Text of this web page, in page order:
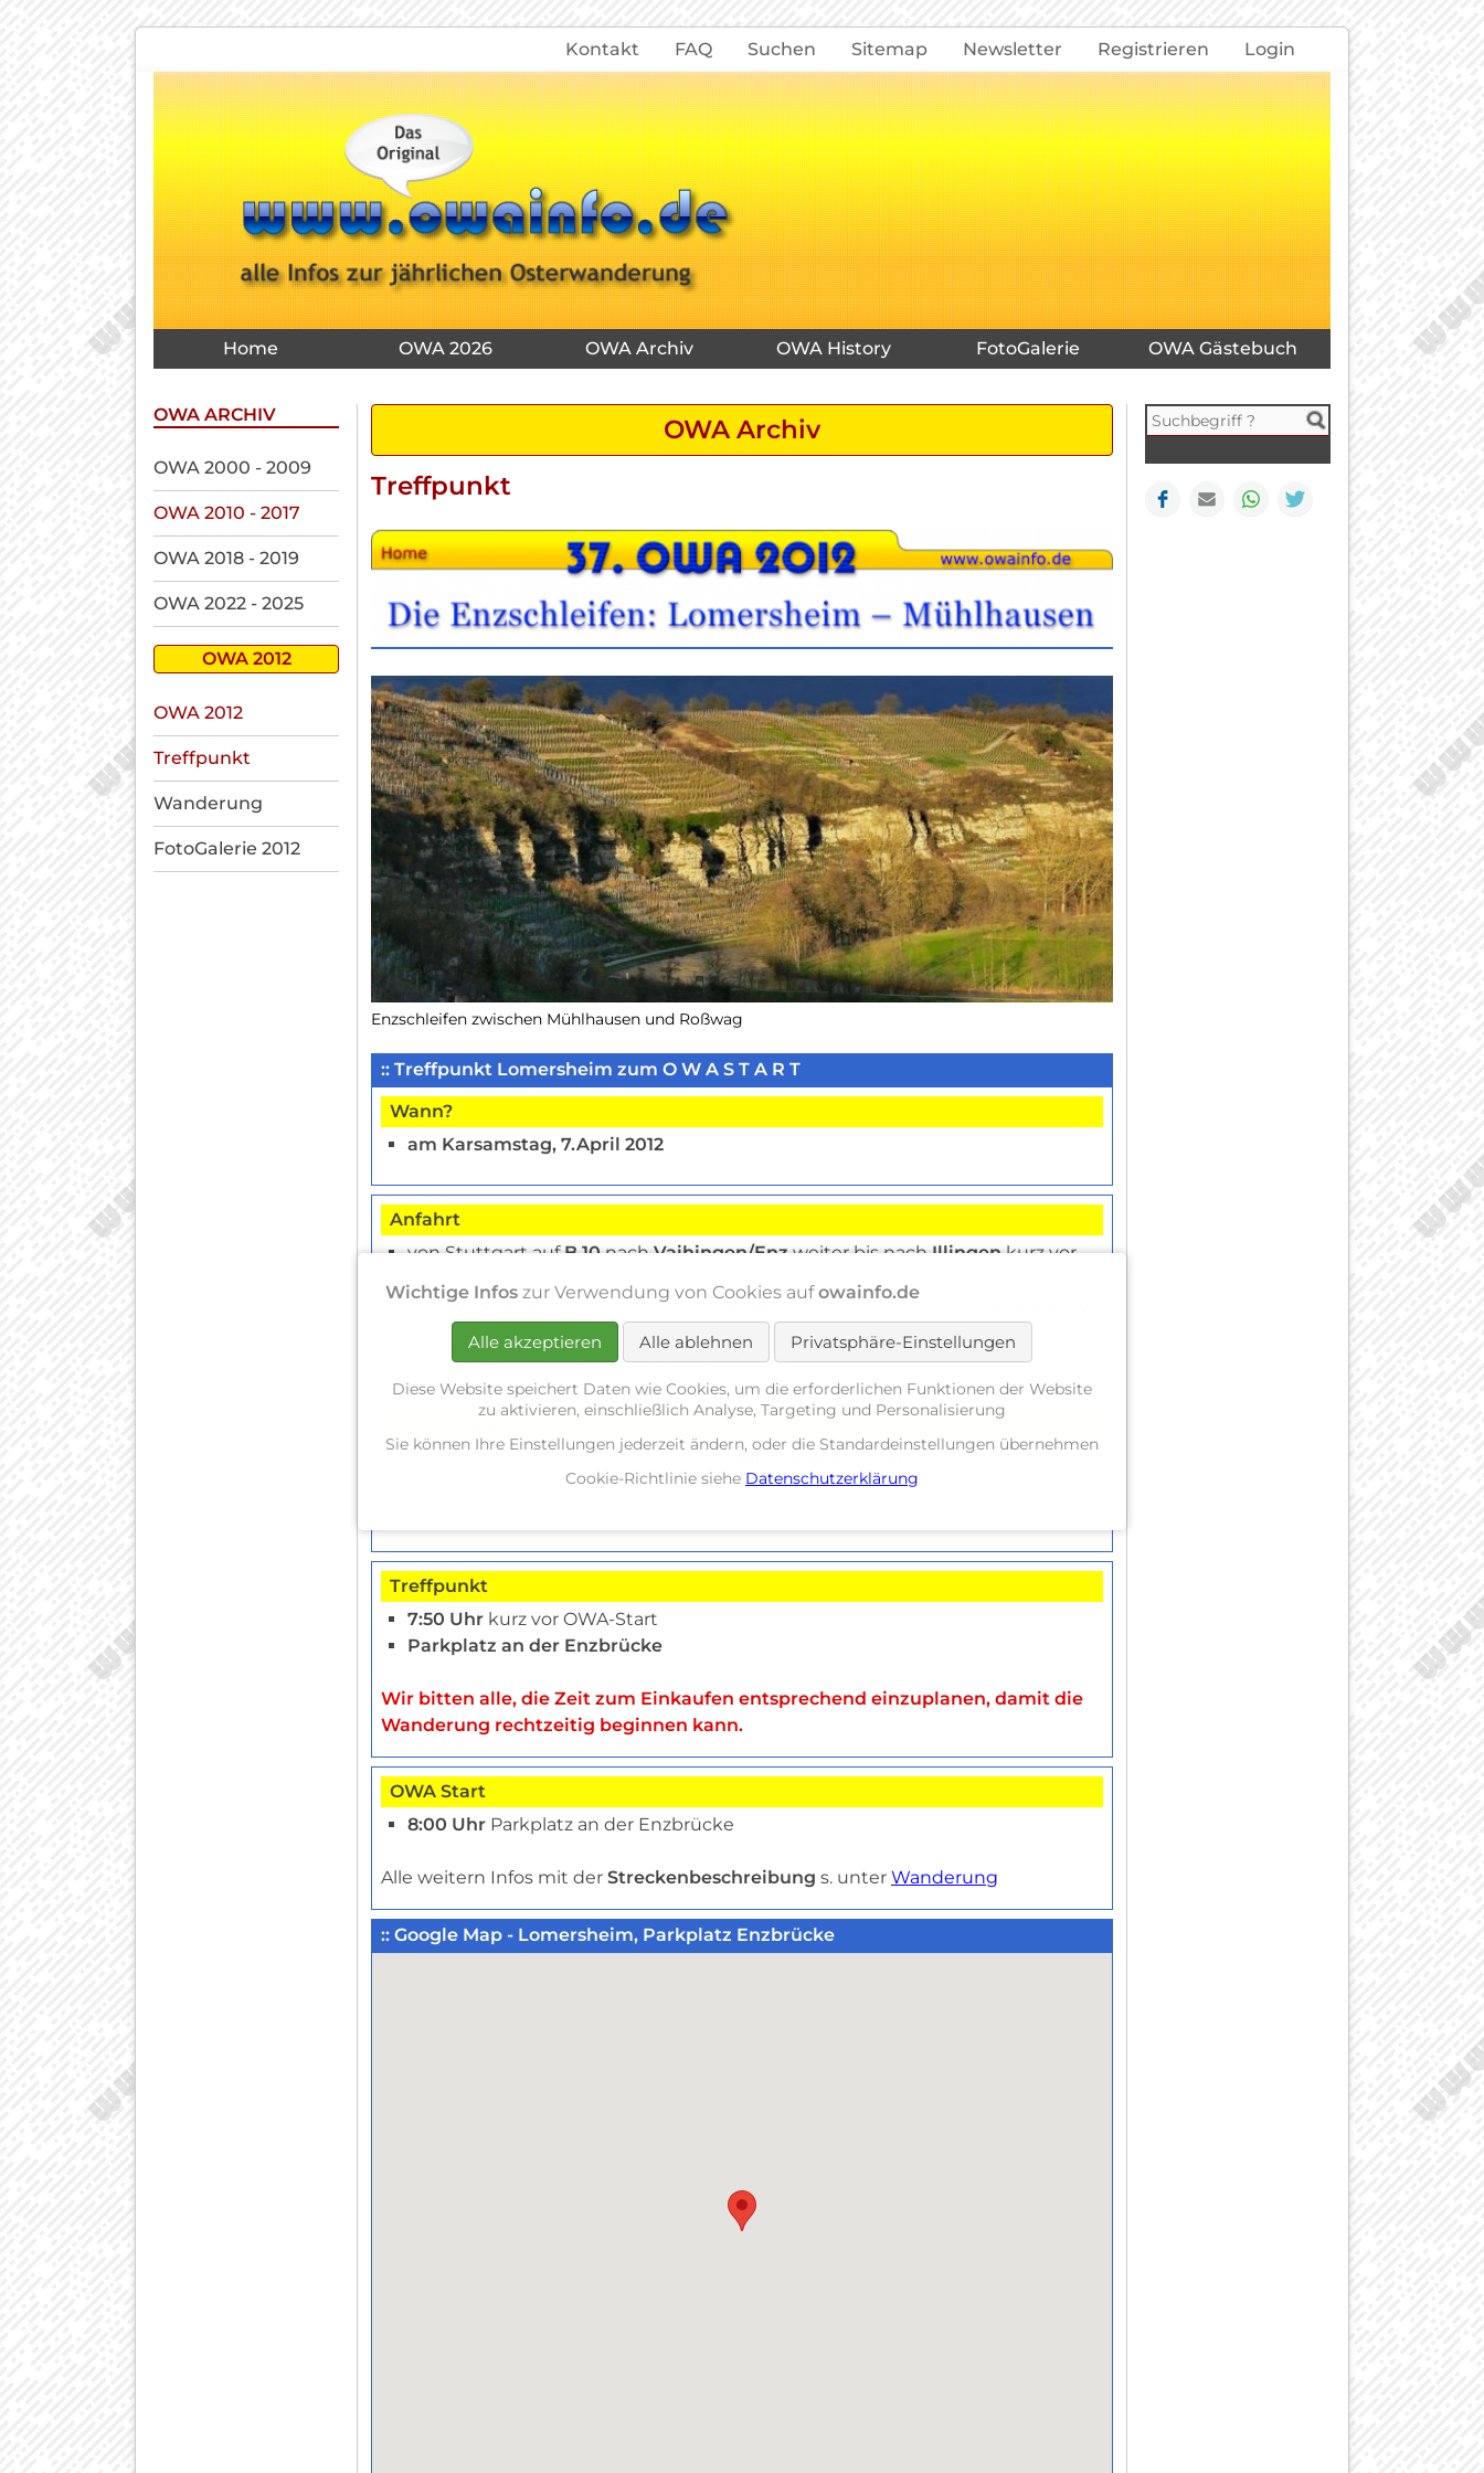
überspringen
Kontakt FAQ Suchen Sitemap Newsletter Registrieren Login
Navigation
überspringen
Home OWA 2026 OWA Archiv OWA History FotoGalerie OWA Gästebuch
OWA Archiv
Treffpunkt
Enzschleifen zwischen Mühlhausen und Roßwag
:: Treffpunkt Lomersheim zum O W A S T A R T
Wann?
am Karsamstag, 7.April 2012
Anfahrt
von Stuttgart aufB 10nachVaihingen/Enzweiter bis nachIllingenkurz vor
dem Abzweig
Lomersheim
Illinger Straßebis in den Ort zum Parkplatzzwischen Kirche und
Mehr Infos zum Treffpunkt,Parkplatzs.Google Map
Einkauf in der ehemaligen Bäckerei
Mauchabecks Lädle
ist nicht mehr
möglich, daher müssen wir irgendwo vorhereinkaufen.
Treffpunkt
7:50 Uhr kurz vor OWA-Start
Parkplatz an der Enzbrücke
Wir bitten alle, die Zeit zum Einkaufen entsprechend einzuplanen, damit die
Wanderung rechtzeitig beginnen kann.
OWA Start
8:00 Uhr Parkplatz an der Enzbrücke
Alle weitern Infos mit der Streckenbeschreibung s. unter Wanderung
:: Google Map - Lomersheim, Parkplatz Enzbrücke
OWA ARCHIV
Navigation
OWA 2000 - 2009
OWA 2010 - 2017
OWA 2018 - 2019
OWA 2022 - 2025
OWA 2012
Navigation
OWA 2012
Treffpunkt
Wanderung
FotoGalerie 2012
Facebook
E-mail WhatsApp
Wichtige Infos zur Verwendung von Cookies aufowainfo.de
Alle akzeptieren Alle ablehnen Privatsphäre-Einstellungen
Diese Website speichert Daten wie Cookies, um die erforderlichen Funktionen der Website
zu aktivieren, einschließlich Analyse, Targeting und Personalisierung
Sie können Ihre Einstellungen jederzeit ändern, oder die Standardeinstellungen übernehmen
Cookie-Richtlinie siehe Datenschutzerklärung